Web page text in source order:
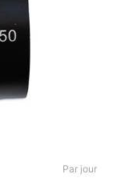
Par jour